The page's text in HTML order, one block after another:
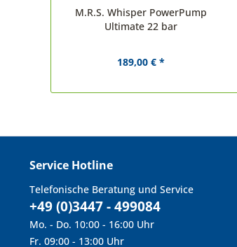
M.R.S. Whisper PowerPump
Ultimate 22 bar
189,00 € *
Service Hotline
Telefonische Beratung und Service
+49 (0)3447 - 499084
Mo. - Do. 10:00 - 16:00 Uhr
Fr. 09:00 - 13:00 Uhr